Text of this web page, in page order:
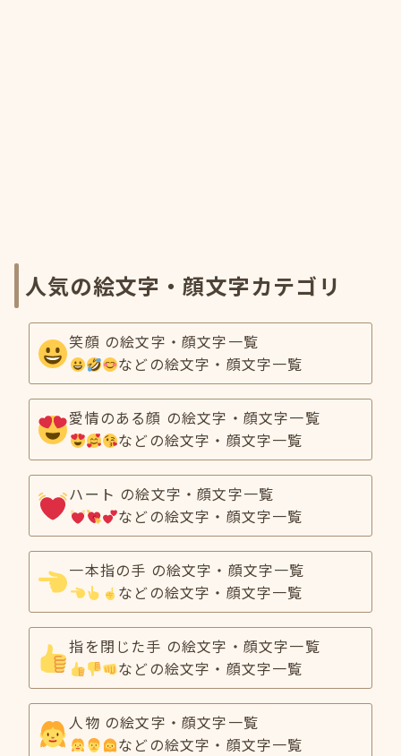
人気の絵文字・顔文字カテゴリ
笑顔 の絵文字・顔文字一覧
などの絵文字・顔文字一覧
愛情のある顔 の絵文字・顔文字一覧
などの絵文字・顔文字一覧
ハート の絵文字・顔文字一覧
などの絵文字・顔文字一覧
一本指の手 の絵文字・顔文字一覧
などの絵文字・顔文字一覧
指を閉じた手 の絵文字・顔文字一覧
などの絵文字・顔文字一覧
人物 の絵文字・顔文字一覧
などの絵文字・顔文字一覧